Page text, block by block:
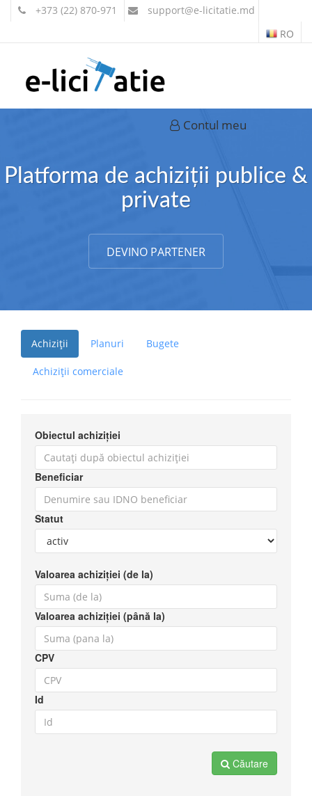
+373 (22) 870-971 support@e-licitatie.md
RO
Contul meu
Platforma de achiziții publice &
private
DEVINO PARTENER
Achiziții Planuri Bugete
Achiziții comerciale
Obiectul achiziției
Beneficiar
Statut
Valoarea achiziției (de la)
Valoarea achiziției (până la)
CPV
Id
Căutare